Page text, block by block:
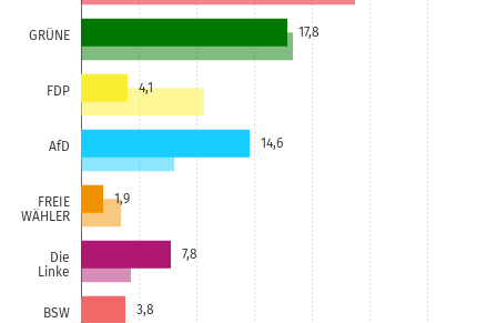
GRÜNE
FDP
AfD
FREIE
WÄHLER
Die
Linke
BSW
17,8
4,1
14,6
1,9
7,8
3,8